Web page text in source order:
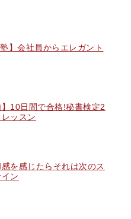
】会社員からエレガント
】10日間で合格!秘書検定2
ッスン
を感じたらそれは次のス
ン